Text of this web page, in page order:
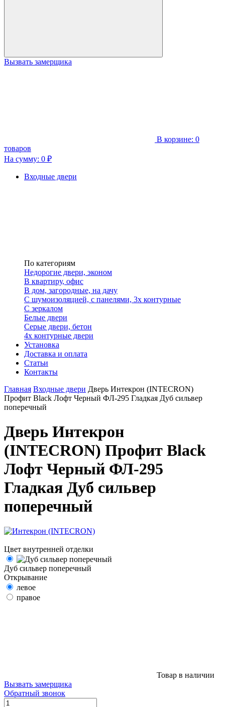
Вызвать замерщика
В корзине: 0
товаров
На сумму: 0 ₽
Входные двери
По категориям
Недорогие двери, эконом
В квартиру, офис
В дом, загородные, на дачу
С шумоизоляцией, с панелями, 3х контурные
С зеркалом
Белые двери
Серые двери, бетон
4х контурные двери
Установка
Доставка и оплата
Статьи
Контакты
Главная Входные двери Дверь Интекрон (INTECRON)
Профит Black Лофт Черный ФЛ-295 Гладкая Дуб сильвер
поперечный
Дверь Интекрон
(INTECRON) Профит Black
Лофт Черный ФЛ-295
Гладкая Дуб сильвер
поперечный
Цвет внутренней отделки
Дуб сильвер поперечный
Открывание
левое
правое
Товар в наличии
Вызвать замерщика
Обратный звонок